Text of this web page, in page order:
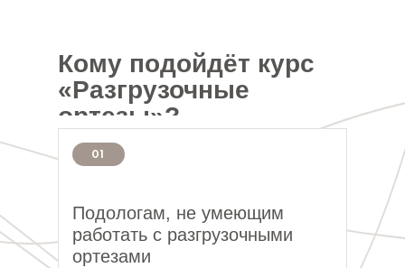
Кому подойдёт курс
«Разгрузочные
ортезы»?
Подологам, не умеющим
работать с разгрузочными
ортезами
01